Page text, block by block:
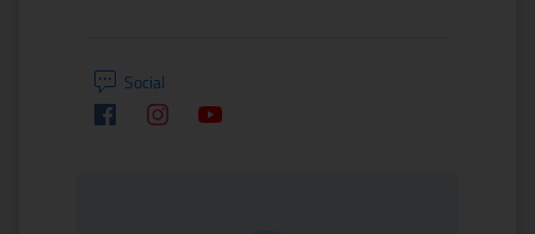
Social
FacebookInstagramYoutube